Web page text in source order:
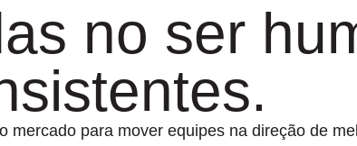
no ser
para mover equipes na direção de